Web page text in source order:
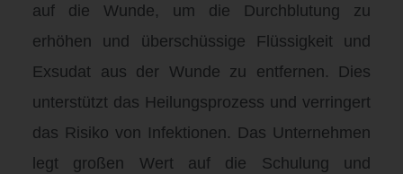
auf die Wunde, um die Durchblutung zu
erhöhen und überschüssige Flüssigkeit und
Exsudat aus der Wunde zu entfernen. Dies
unterstützt das Heilungsprozess und verringert
das Risiko von Infektionen. Das Unternehmen
legt großen Wert auf die Schulung und